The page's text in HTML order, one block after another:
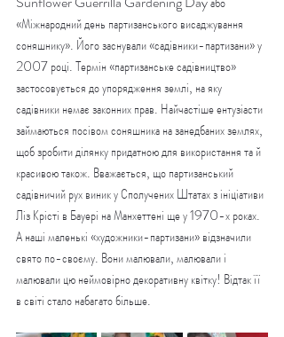
«Міжнародний день партизанського висаджування
соняшнику». Його заснували «садівники-партизани» у
2007 році. Термін «партизанське садівництво»
застосовується до упорядження землі, на яку
садівники немає законних прав. Найчастіше ентузіасти
займаються посівом соняшника на занедбаних землях,
щоб зробити ділянку придатною для використання та й
красивою також. Вважається, що партизанський
садівничий рух виник у Сполучених Штатах з ініціативи
Ліз Крісті в Бауері на Манхеттені ще у 1970-х роках.
А наші маленькі «художники-партизани» відзначили
свято по-своєму. Вони малювали, малювали і
малювали цю неймовірно декоративну квітку! Відтак її
в світі стало набагато більше.